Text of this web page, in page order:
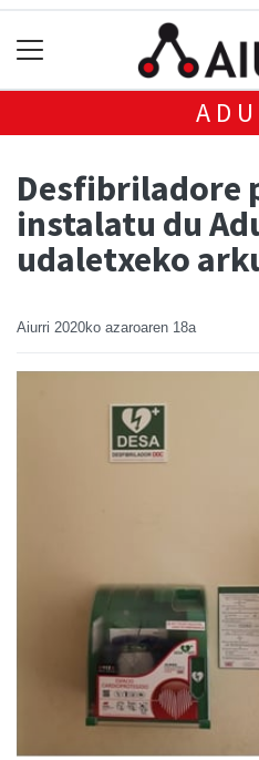
Desfibriladore
instalatu du
udaletxeko
Aiurri 2020ko azaroaren 18a